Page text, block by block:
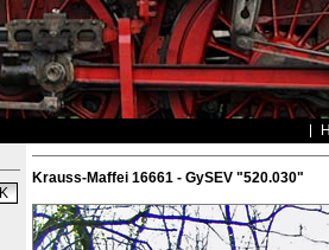
Krauss-Maffei 16661 - GySEV "520.030"